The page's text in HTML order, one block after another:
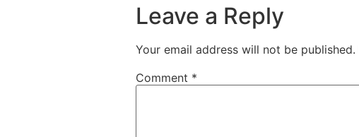
Leave a Reply
Your email address will not be published.
Comment *